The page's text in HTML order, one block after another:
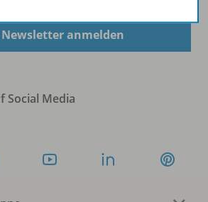
anmelden
Social Media